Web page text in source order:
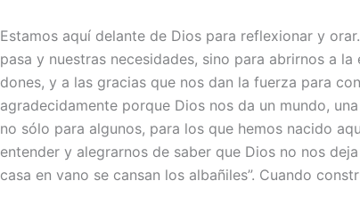
Estamos aquí delante de Dios para reflexionar y
pasa y nuestras necesidades, sino para abrirnos a
dones, y a las gracias que nos dan la fuerza para
agradecidamente porque Dios nos da un mundo,
no sólo para algunos, para los que hemos nacido
entender y alegrarnos de saber que Dios no nos
casa en vano se cansan los albañiles”. Cuando